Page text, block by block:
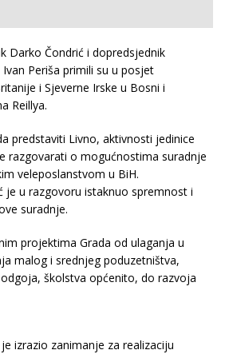
Darko Čondrić i dopredsjednik
Periša primili su u posjet
i Sjeverne Irske u Bosni i
Reillya.
predstaviti Livno, aktivnosti jedinice
razgovarati o mogućnostima suradnje
veleposlanstvom u BiH.
je u razgovoru istaknuo spremnost i
suradnje.
projektima Grada od ulaganja u
malog i srednjeg poduzetništva,
školstva općenito, do razvoja
izrazio zanimanje za realizaciju